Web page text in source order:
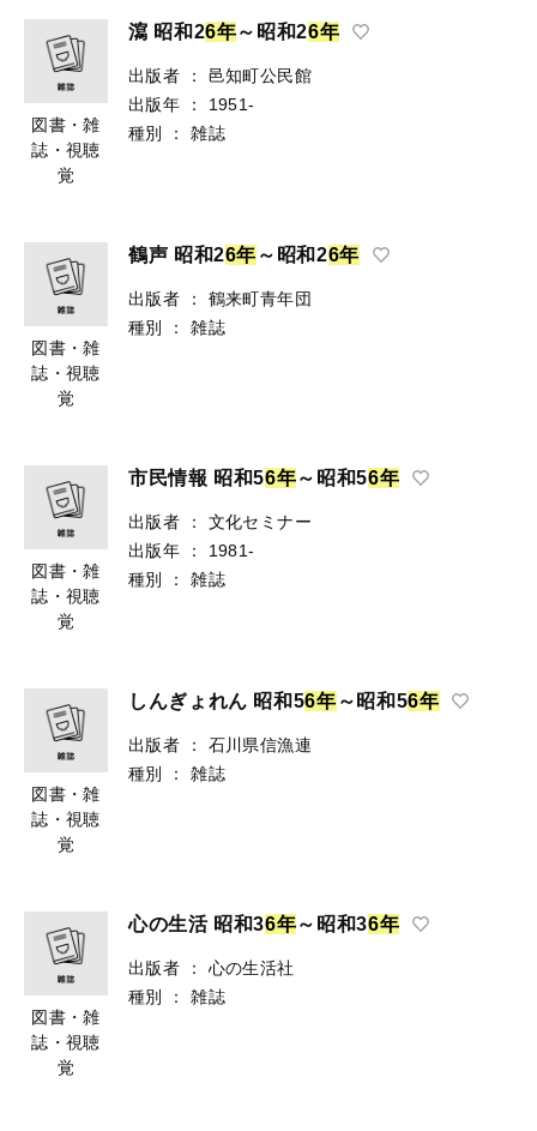
図書・雑
誌・視聴
覚
瀉 昭和26年～昭和26年
出版者 ：
邑知町公民館
出版年
：
1951-
種別
： 雑誌
図書・雑
誌・視聴
覚
鶴声 昭和26年 ～昭和26年
出版者 ：
鶴来町青年団
種別
： 雑誌
図書・雑
誌・視聴
覚
市民情報 昭和56年～昭和56年
出版者 ：
文化セミナー
出版年
：
1981-
種別
： 雑誌
図書・雑
誌・視聴
覚
しんぎょれん 昭和56年 ～昭和56年
出版者 ：
石川県信漁連
種別
： 雑誌
図書・雑
誌・視聴
覚
心の生活 昭和36年～昭和36年
出版者 ：
心の生活社
種別
： 雑誌